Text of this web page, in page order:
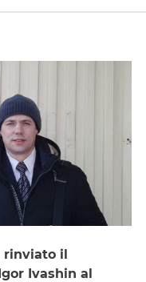
rinviato il
Ivashin al